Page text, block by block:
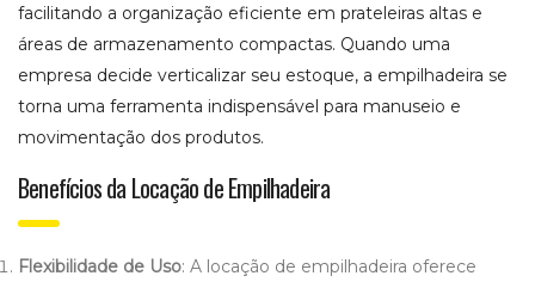
facilitando a organização eficiente em prateleiras altas e
áreas de armazenamento compactas. Quando uma
empresa decide verticalizar seu estoque, a empilhadeira se
torna uma ferramenta indispensável para manuseio e
movimentação dos produtos.
Benefícios da Locação de Empilhadeira
Flexibilidade de Uso: A locação de empilhadeira oferece